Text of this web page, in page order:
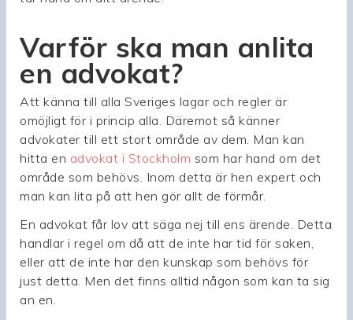
Varför ska man anlita
en advokat?
Att känna till alla Sveriges lagar och regler är
omöjligt för i princip alla. Däremot så känner
advokater till ett stort område av dem. Man kan
hitta en advokat i Stockholm som har hand om det
område som behövs. Inom detta är hen expert och
man kan lita på att hen gör allt de förmår.
En advokat får lov att säga nej till ens ärende. Detta
handlar i regel om då att de inte har tid för saken,
eller att de inte har den kunskap som behövs för
just detta. Men det finns alltid någon som kan ta sig
an en.